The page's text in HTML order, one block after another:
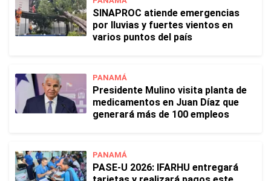
SINAPROC atiende emergencias
por lluvias y fuertes vientos en
varios puntos del país
PANAMÁ
Presidente Mulino visita planta de
medicamentos en Juan Díaz que
generará más de 100 empleos
PANAMÁ
PASE-U 2026: IFARHU entregará